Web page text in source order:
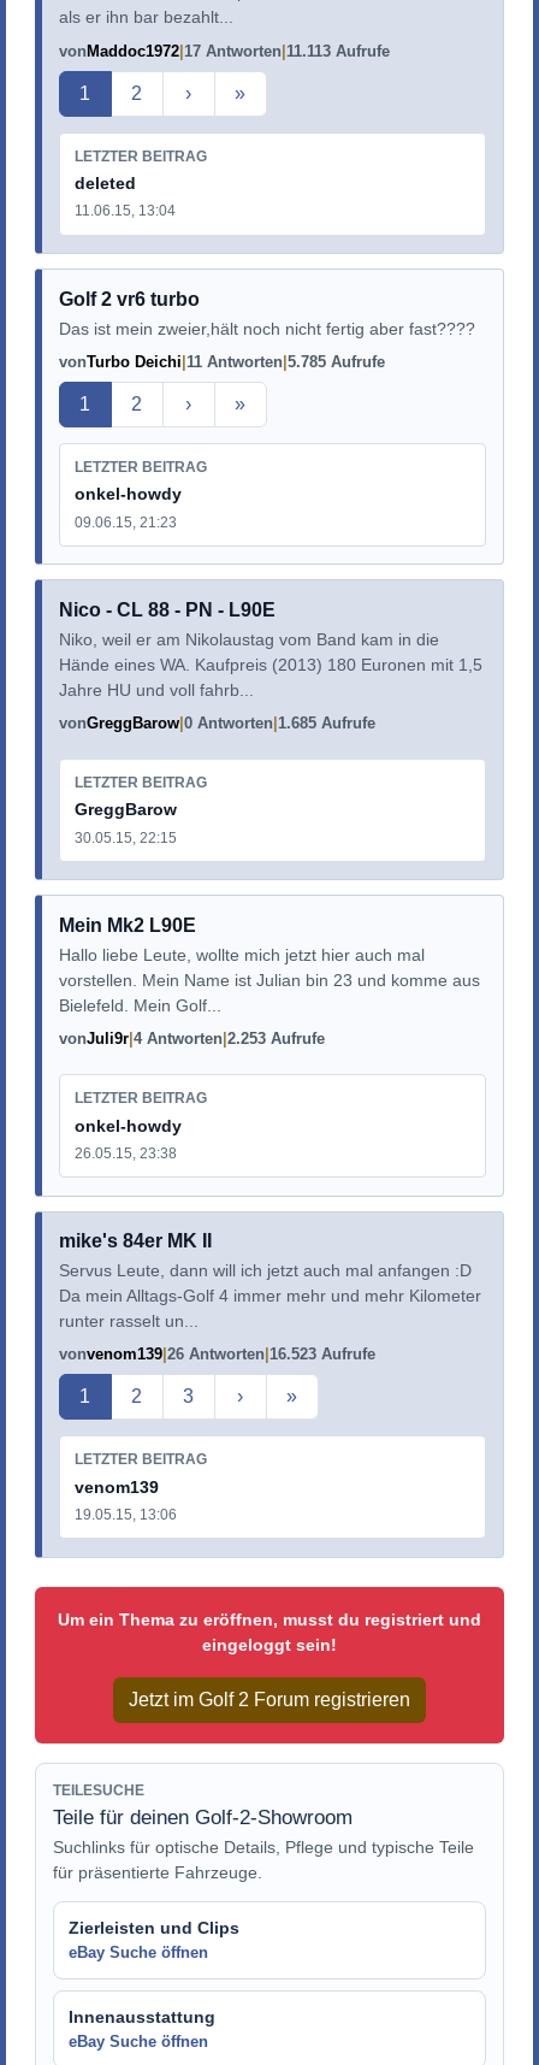
als er ihn bar bezahlt...
vonMaddoc1972 17 Antworten 11.113 Aufrufe
Aktuelle Seite
1 2 › »
LETZTER BEITRAG
deleted
11.06.15, 13:04
Golf 2 vr6 turbo
Das ist mein zweier,hält noch nicht fertig aber fast????
vonTurbo Deichi 11 Antworten 5.785 Aufrufe
Aktuelle Seite
1 2 › »
LETZTER BEITRAG
onkel-howdy
09.06.15, 21:23
Nico - CL 88 - PN - L90E
Niko, weil er am Nikolaustag vom Band kam in die
Hände eines WA. Kaufpreis (2013) 180 Euronen mit 1,5
Jahre HU und voll fahrb...
vonGreggBarow 0 Antworten 1.685 Aufrufe
LETZTER BEITRAG
GreggBarow
30.05.15, 22:15
Mein Mk2 L90E
Hallo liebe Leute, wollte mich jetzt hier auch mal
vorstellen. Mein Name ist Julian bin 23 und komme aus
Bielefeld. Mein Golf...
vonJuli9r 4 Antworten 2.253 Aufrufe
LETZTER BEITRAG
onkel-howdy
26.05.15, 23:38
mike's 84er MK II
Servus Leute, dann will ich jetzt auch mal anfangen :D
Da mein Alltags-Golf 4 immer mehr und mehr Kilometer
runter rasselt un...
vonvenom139 26 Antworten 16.523 Aufrufe
Aktuelle Seite
1 2 3 › »
LETZTER BEITRAG
venom139
19.05.15, 13:06
Um ein Thema zu eröffnen, musst du registriert und
eingeloggt sein!
Jetzt im Golf 2 Forum registrieren
TEILESUCHE
Teile für deinen Golf-2-Showroom
Suchlinks für optische Details, Pflege und typische Teile
für präsentierte Fahrzeuge.
Zierleisten und Clips
eBay Suche öffnen
Innenausstattung
eBay Suche öffnen